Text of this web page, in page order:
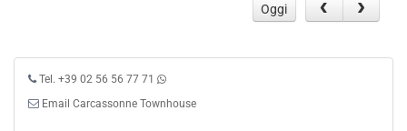
Oggi
Tel. +39 02 56 56 77 71
Email Carcassonne Townhouse